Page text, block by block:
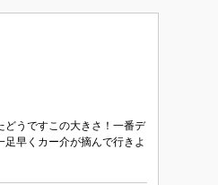
どうですこの大きさ！一番デ
足早くカー介が摘んで行きよ